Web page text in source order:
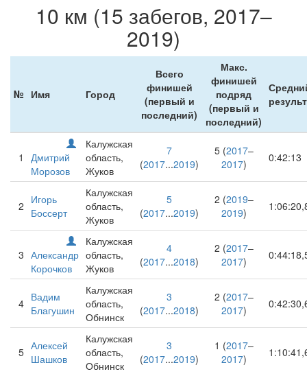
10 км (15 забегов, 2017–
2019)
№ Имя Город
Всего
финишей
(первый и
последний)
Макс.
финишей
подряд
(первый и
последний)
1
Дмитрий
Морозов
Калужская
область,
Жуков
7
(2017...2019)
5 (2017–
2017) 0:42:13
2 Игорь
Боссерт
Калужская
область,
Жуков
5
(2017...2019)
2 (2019–
2019)
3 Александр
Корочков
Калужская
область,
Жуков
4
(2017...2018)
2 (2017–
2017)
4 Вадим
Благушин
Калужская
область,
Обнинск
3
(2017...2018)
2 (2017–
2017)
5 Алексей
Шашков
Калужская
область,
Обнинск
3
(2017...2019)
1 (2017–
2017)